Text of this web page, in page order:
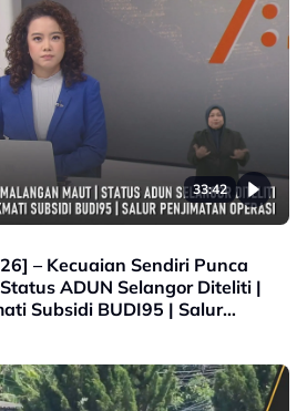
33:42
– Kecuaian Sendiri Punca
ADUN Selangor Diteliti |
Subsidi BUDI95 | Salur